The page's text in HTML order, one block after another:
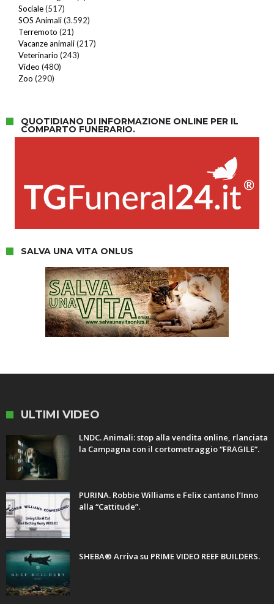
Sociale(517)
SOS Animali(3.592)
Terremoto (21)
Vacanze animali(217)
Veterinario (243)
Video (480)
Zoo (290)
QUOTIDIANO DI INFORMAZIONE ONLINE PER IL
COMPARTO FUNERARIO.
SALVA UNA VITA ONLUS
ULTIMI VIDEO
LNDC. Animali: stop alla vendita online, rlanciata
la Campagna con il cortometraggio “FRAGILE”.
PURINA. Robbie Williams e Felix cantano l’Inno
alla “Cattitude”.
SHEBA® Arriva su PRIME VIDEO REEF BUILDERS.